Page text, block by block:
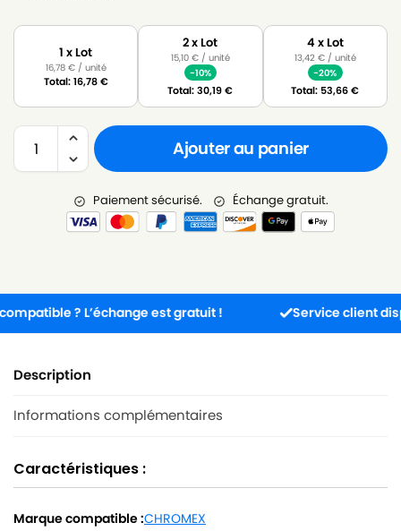
1 x Lot
16,78 €/ unité
Total:16,78€
2 x Lot
15,10 €/ unité
-10%
Total:30,19€
4 x Lot
13,42 €/ unité
-20%
Total: 53,66€
Ajouter au panier
Paiement sécurisé. Échange gratuit.
? L’échange est gratuit ! Service client
Description
Informations complémentaires
Caractéristiques :
Marque compatible :CHROMEX